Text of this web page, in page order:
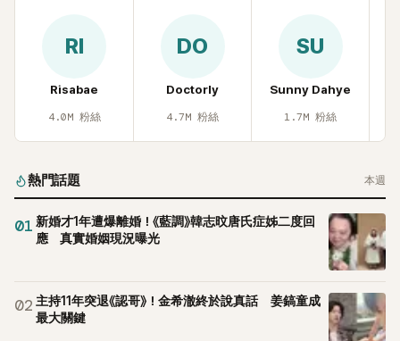
RI
Risabae
4.0M 粉絲
DO
Doctorly
4.7M 粉絲
SU
Sunny Dahye
1.7M 粉絲
熱門話題 本週
01 新婚才1年遭爆離婚！《藍調》韓志旼唐氏症姊二度回
應 真實婚姻現況曝光
02 主持11年突退《認哥》！金希澈終於說真話 姜鎬童成
最大關鍵